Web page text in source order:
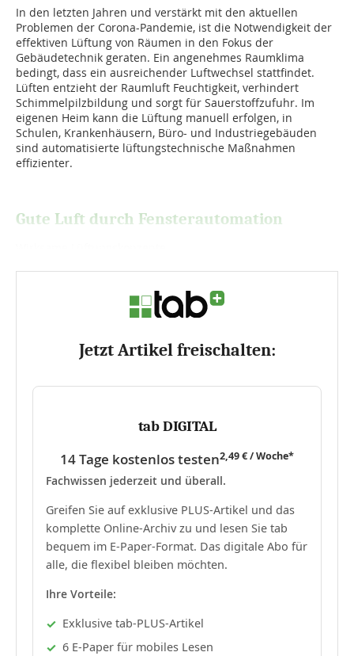
In den letzten Jahren und verstärkt mit den aktuellen
Problemen der Corona-Pandemie, ist die Notwendigkeit der
effektiven Lüftung von Räumen in den Fokus der
Gebäudetechnik geraten. Ein angenehmes Raumklima
bedingt, dass ein ausreichender Luftwechsel stattfindet.
Lüften entzieht der Raumluft Feuchtigkeit, verhindert
Schimmelpilzbildung und sorgt für Sauerstoffzufuhr. Im
eigenen Heim kann die Lüftung manuell erfolgen, in
Schulen, Krankenhäusern, Büro- und Industriegebäuden
sind automatisierte lüftungstechnische Maßnahmen
effizienter.
Gute Luft durch Fensterautomation
Jetzt Artikel freischalten:
tab DIGITAL
14 Tage kostenlos testen2,49 € / Woche*
Fachwissen jederzeit und überall.
Greifen Sie auf exklusive PLUS-Artikel und das
komplette Online-Archiv zu und lesen Sie tab
bequem im E-Paper-Format. Das digitale Abo für
alle, die flexibel bleiben möchten.
Ihre Vorteile:
Exklusive tab-PLUS-Artikel
6 E-Paper für mobiles Lesen